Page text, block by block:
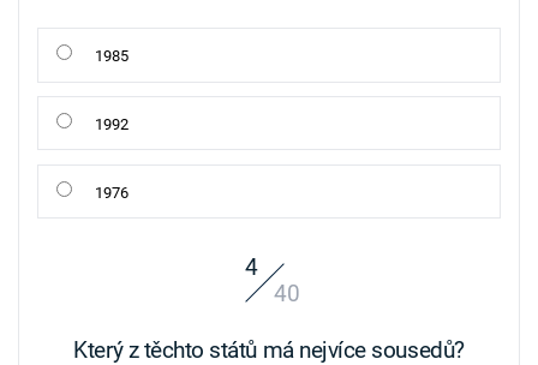
1985
1992
1976
4
40
Který z těchto států má nejvíce sousedů?